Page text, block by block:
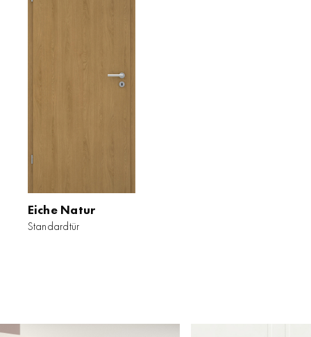
Eiche Natur
Standardtür